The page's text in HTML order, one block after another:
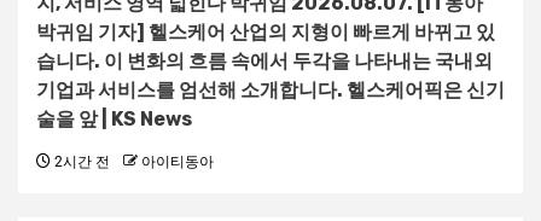
박귀임 기자] 헬스케어 산업의 지형이 빠르게 바뀌고 있
습니다. 이 변화의 흐름 속에서 두각을 나타내는 국내외
기업과 서비스를 엄선해 소개합니다. 헬스케어픽은 신기
술을 앞 | KS News
2시간 전 아이티동아